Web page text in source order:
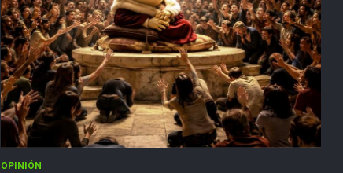
OPINIÓN